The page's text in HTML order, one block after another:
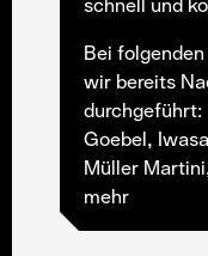
schnell und
Bei
wir bereits
Goebel,
Müller
mehr